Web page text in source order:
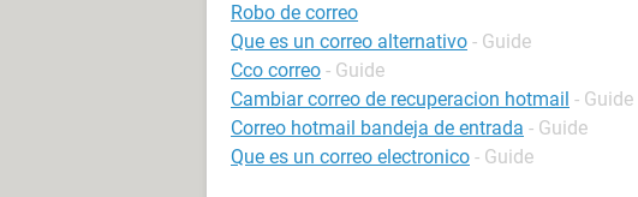
Robo de correo
Que es un correo alternativo - Guide
Cco correo - Guide
Cambiar correo de recuperacion hotmail - Guide
Correo hotmail bandeja de entrada - Guide
Que es un correo electronico - Guide